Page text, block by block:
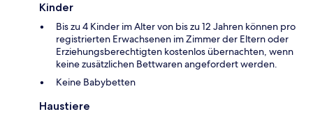
Kinder
Bis zu 4 Kinder im Alter von bis zu 12 Jahren können pro
registrierten Erwachsenen im Zimmer der Eltern oder
Erziehungsberechtigten kostenlos übernachten, wenn
keine zusätzlichen Bettwaren angefordert werden.
Keine Babybetten
Haustiere